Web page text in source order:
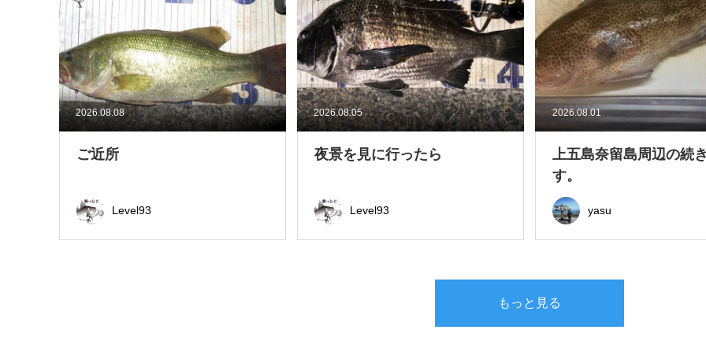
2026.08.08
ご近所
Level93
2026.08.05
夜景を見に行ったら
Level93
2026.08.01
上五島奈留島周辺の続
す。
yasu
もっと見る